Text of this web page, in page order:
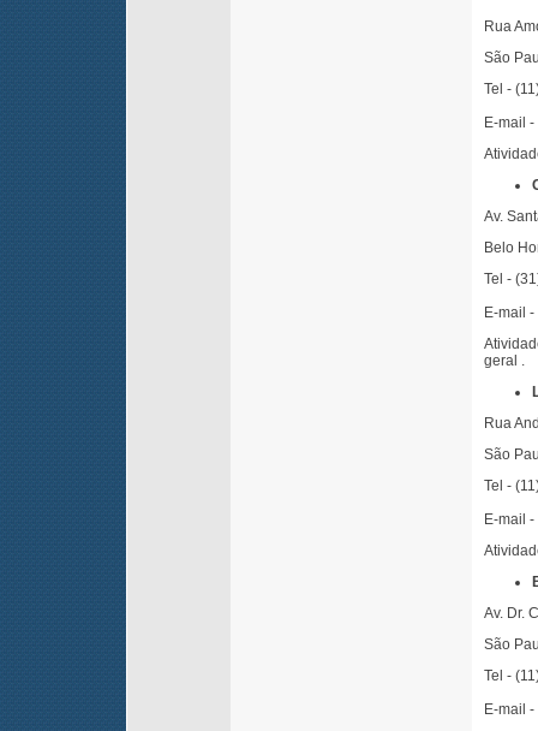
Rua
São
Tel -
E-mail -
Av.
Belo
Tel -
E-mail -
geral .
Rua
São
Tel -
E-mail -
Av. Dr.
São
Tel -
E-mail -